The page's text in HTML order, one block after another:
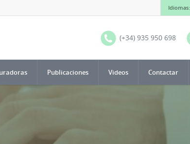
Idiomas:
(+34) 935 950 698
Publicaciones Videos Contactar